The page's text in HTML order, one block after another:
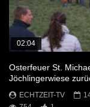
02:04
Osterfeuer St.
Jöchlingerwiese
ECHTZEIT-TV